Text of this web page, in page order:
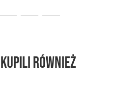
również